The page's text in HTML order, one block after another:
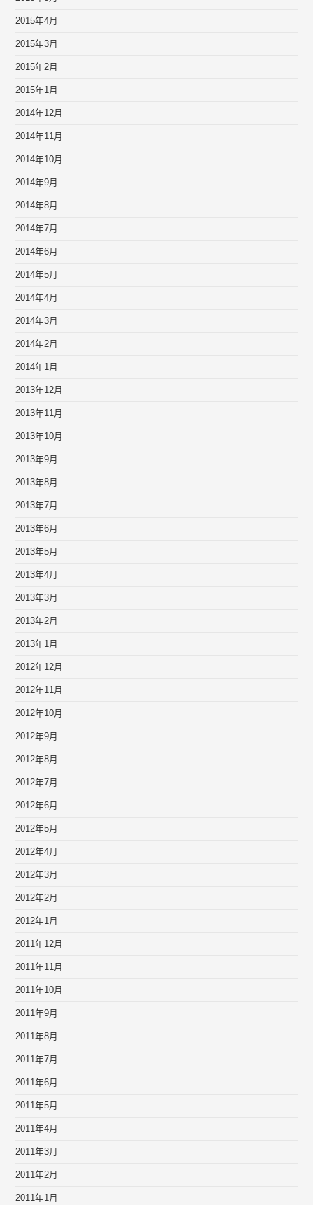
2015年4月
2015年3月
2015年2月
2015年1月
2014年12月
2014年11月
2014年10月
2014年9月
2014年8月
2014年7月
2014年6月
2014年5月
2014年4月
2014年3月
2014年2月
2014年1月
2013年12月
2013年11月
2013年10月
2013年9月
2013年8月
2013年7月
2013年6月
2013年5月
2013年4月
2013年3月
2013年2月
2013年1月
2012年12月
2012年11月
2012年10月
2012年9月
2012年8月
2012年7月
2012年6月
2012年5月
2012年4月
2012年3月
2012年2月
2012年1月
2011年12月
2011年11月
2011年10月
2011年9月
2011年8月
2011年7月
2011年6月
2011年5月
2011年4月
2011年3月
2011年2月
2011年1月